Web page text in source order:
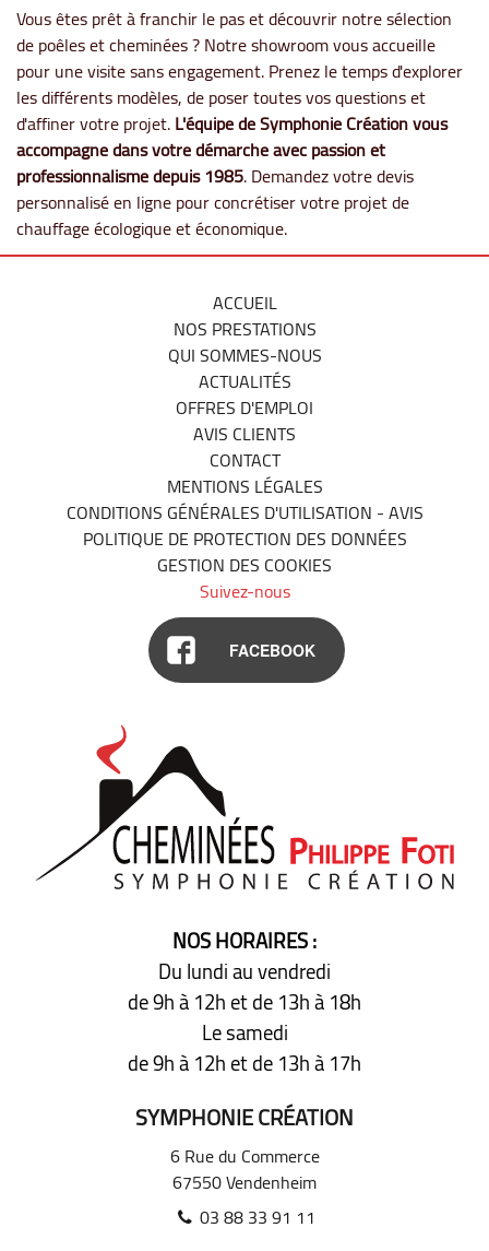
Vous êtes prêt à franchir le pas et découvrir notre sélection
de poêles et cheminées ? Notre showroom vous accueille
pour une visite sans engagement. Prenez le temps d'explorer
les différents modèles, de poser toutes vos questions et
d'affiner votre projet.L'équipe de Symphonie Création vous
accompagne dans votre démarche avec passion et
professionnalisme depuis 1985. Demandez votre devis
personnalisé en ligne pour concrétiser votre projet de
chauffage écologique et économique.
ACCUEIL
NOS PRESTATIONS
QUI SOMMES-NOUS
ACTUALITÉS
OFFRES D'EMPLOI
AVIS CLIENTS
CONTACT
MENTIONS LÉGALES
CONDITIONS GÉNÉRALES D'UTILISATION - AVIS
POLITIQUE DE PROTECTION DES DONNÉES
GESTION DES COOKIES
Suivez-nous
FACEBOOK
NOS HORAIRES :
Du lundi au vendredi
de 9h à 12het de 13h à 18h
Le samedi
de 9h à 12het de 13h à 17h
SYMPHONIE CRÉATION
6 Rue du Commerce
67550Vendenheim
03 88 33 91 11